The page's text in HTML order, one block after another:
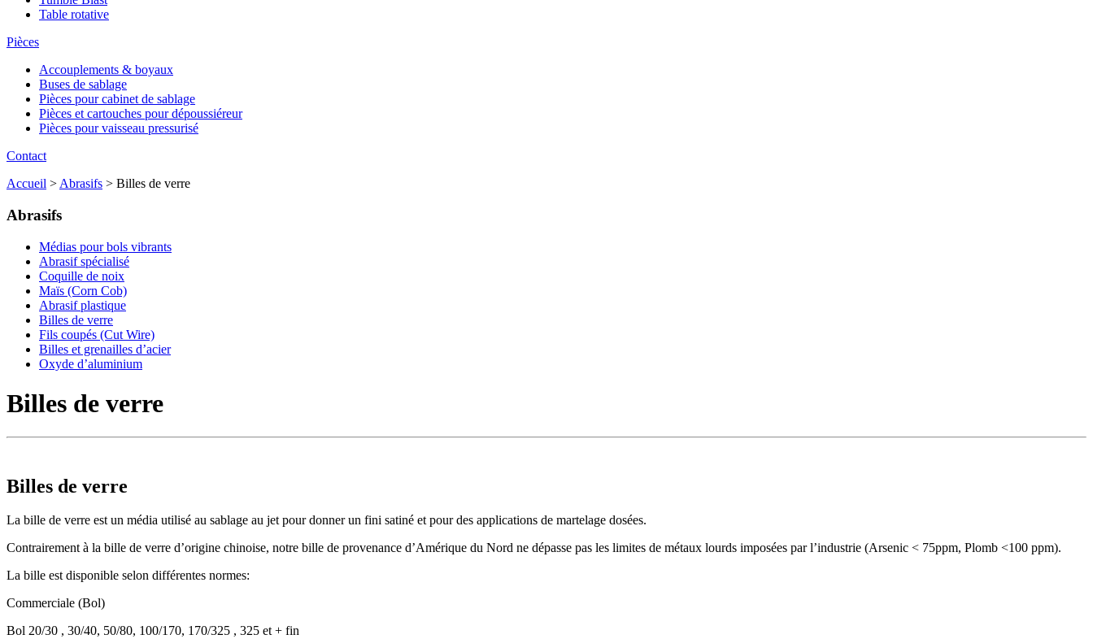
Table rotative
Pièces
Accouplements & boyaux
Buses de sablage
Pièces pour cabinet de sablage
Pièces et cartouches pour dépoussiéreur
Pièces pour vaisseau pressurisé
Contact
Accueil > Abrasifs > Billes de verre
Abrasifs
Médias pour bols vibrants
Abrasif spécialisé
Coquille de noix
Maïs (Corn Cob)
Abrasif plastique
Billes de verre
Fils coupés (Cut Wire)
Billes et grenailles d’acier
Oxyde d’aluminium
Billes de verre
Billes de verre
La bille de verre est un média utilisé au sablage au jet pour donner un fini satiné et pour des applications de martelage dosées.
Contrairement à la bille de verre d’origine chinoise, notre bille de provenance d’Amérique du Nord ne dépasse pas les limites de métaux lourds imposées par l’industrie (Arsenic < 75ppm, Plomb <100 ppm).
La bille est disponible selon différentes normes:
Commerciale (Bol)
Bol 20/30 , 30/40, 50/80, 100/170, 170/325 , 325 et + fin